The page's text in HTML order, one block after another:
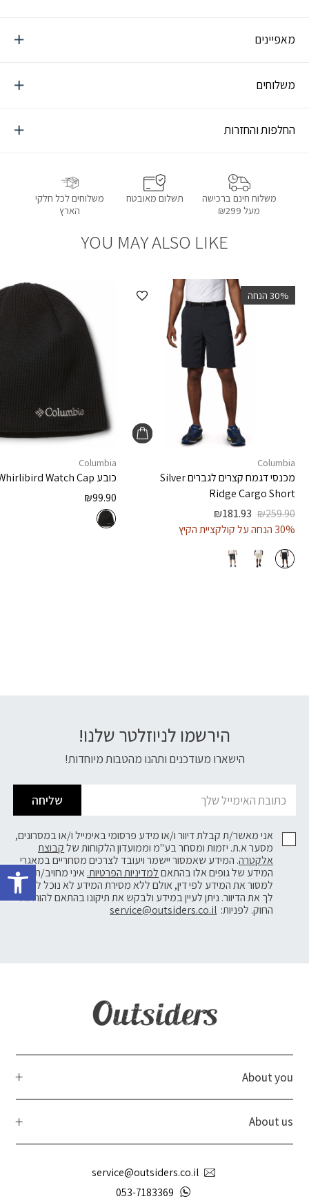
מאפיינים
משלוחים
החלפות והחזרות
משלוח חינם ברכישה
מעל ₪299
תשלום מאובטח
משלוחים לכל חלקי
הארץ
YOU MAY ALSO LIKE
הוספה למועדפים ‫30% הנחה
Columbia
מכנסי דגמח קצרים לגבריםSilver
Ridge Cargo Short
₪259.90
₪181.93
30% הנחה על קולקציית הקיץ
Columbia
כובע Watch Cap
₪99.90
הירשמו לניוזלטר שלנו!
הישארו מעודכנים ותהנו מהטבות מיוחדות!
שליחה
אני מאשר/ת קבלת דיוור ו/או מידע פרסומי באימייל ו/או במסרונים,
מסער א.ת. יזמות ומסחר בע"מ וממועדון הלקוחות שלקבוצת
אלקטרה. המידע שאמסור יישמר ויעובד לצרכים מסחריים במאגרי
המידע של גופים אלו בהתאםלמדיניות הפרטיות. איני מחויב/ת
למסור את המידע לפי דין, אולם ללא מסירת המידע לא נוכל לשלוח
לך את הדיוור. ניתן לעיין במידע ולבקש את תיקונו בהתאם להוראות
החוק. לפניות: service@outsiders.co.il
About you
About us
service@outsiders.co.il
053-7183369